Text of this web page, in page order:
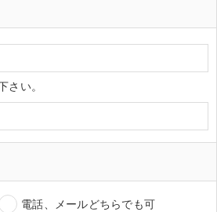
さい。
電話、メールどちらでも可